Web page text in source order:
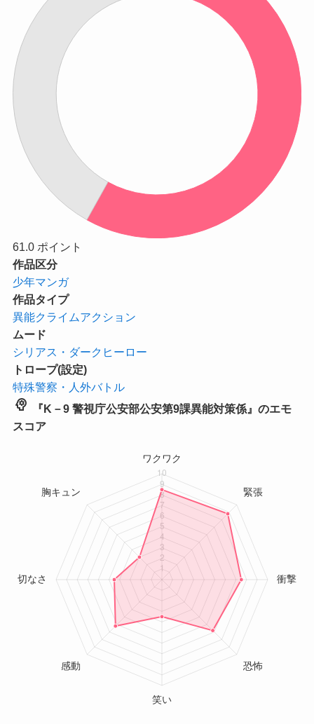
61.0 ポイント
作品区分
少年マンガ
作品タイプ
異能クライムアクション
ムード
シリアス・ダークヒーロー
トロープ(設定)
特殊警察・人外バトル
psychology
『K－9 警視庁公安部公安第9課異能対策係』のエモ
スコア